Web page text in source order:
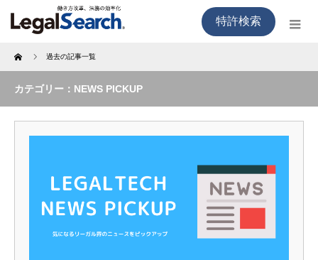
特許検索
Home 過去の記事一覧
カテゴリー：NEWS PICKUP